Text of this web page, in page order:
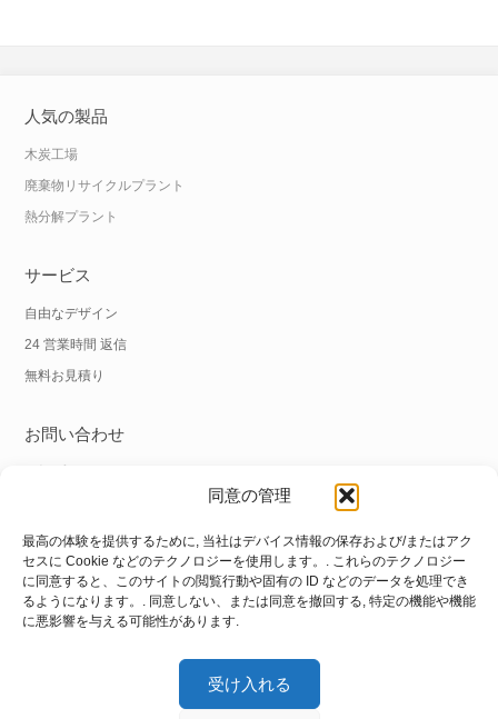
同意の管理
最高の体験を提供するために, 当社はデバイス情報の保存および/またはアク
セスに Cookie などのテクノロジーを使用します。. これらのテクノロジー
に同意すると、このサイトの閲覧行動や固有の ID などのデータを処理でき
るようになります。. 同意しない、または同意を撤回する, 特定の機能や機能
に悪影響を与える可能性があります.
受け入れる
人気の製品
木炭工場
廃棄物リサイクルプラント
熱分解プラント
サービス
自由なデザイン
24 営業時間 返信
無料お見積り
お問い合わせ
電話番号:
+86 18838039608
住所
工場住所:No.1工場, いいえ. 105 Xuchang Road, Zhongxin Road Street,